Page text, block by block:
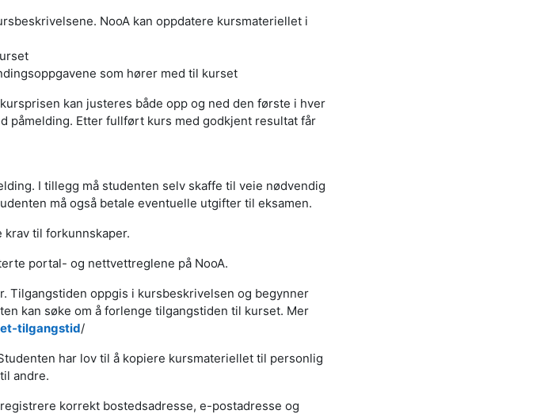
NooA kan oppdatere kursmateriellet i
som hører med til kurset
kan justeres både opp og ned den første i hver
påmelding. Etter fullført kurs med godkjent resultat får
I tillegg må studenten selv skaffe til veie nødvendig
må også betale eventuelle utgifter til eksamen.
til forkunnskaper.
portal- og nettvettreglene på NooA.
Tilgangstiden oppgis i kursbeskrivelsen og begynner
kan søke om å forlenge tilgangstiden til kurset. Mer
tilgangstid/
har lov til å kopiere kursmateriellet til personlig
andre.
korrekt bostedsadresse, e-postadresse og